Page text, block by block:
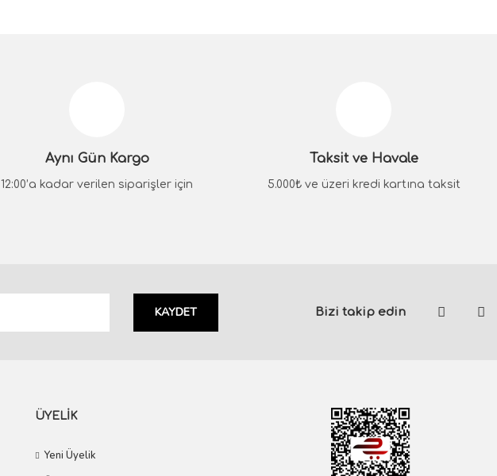
Aynı Gün Kargo
12:00’a kadar verilen siparişler için
Taksit ve Havale
5.000₺ ve üzeri kredi kartına taksit
KAYDET Bizi takip edin
ÜYELİK
Yeni Üyelik